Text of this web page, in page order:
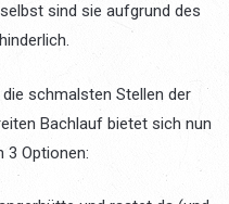
sind sie aufgrund des
schmalsten Stellen der
Bachlauf bietet sich nun
3 Optionen: